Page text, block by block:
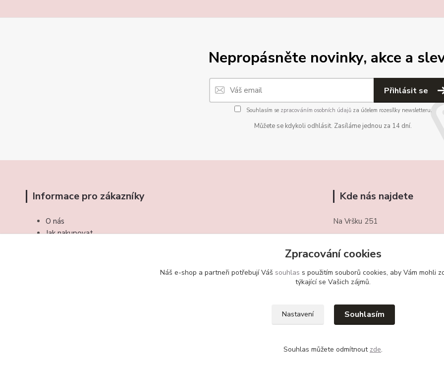
Nepropásněte novinky, akce a
Přihlásit se
Souhlasím se zpracováním osobních údajůza účelem rozesílky newsletteru.
Můžete se kdykoli odhlásit. Zasíláme jednou za 14 dní.
Informace pro zákazníky
O nás
Jak nakupovat
Kde nás najdete
Na Vršku 251
obchudekuradky@gmail.com
Zpracování cookies
Náš e-shop a partneři potřebují Váš souhlas s použitím souborů cookies, aby Vám mohli
týkající se Vašich zájmů.
Nastavení Souhlasím
Souhlas můžete odmítnout zde.